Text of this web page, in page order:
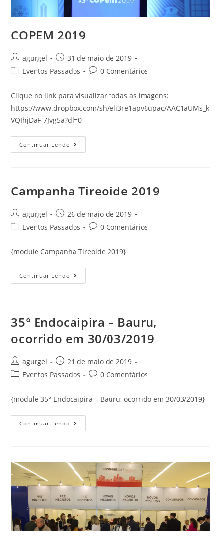
COPEM 2019
agurgel
31 de maio de 2019
Eventos Passados
0 Comentários
Clique no link para visualizar todas as imagens:
https://www.dropbox.com/sh/eli3re1apv6upac/AAC1aUMs_k
VQIhjDaF-7Jvg5a?dl=0
Continuar Lendo
Campanha Tireoide 2019
agurgel
26 de maio de 2019
Eventos Passados
0 Comentários
{module Campanha Tireoide 2019}
Continuar Lendo
35° Endocaipira – Bauru,
ocorrido em 30/03/2019
agurgel
21 de maio de 2019
Eventos Passados
0 Comentários
{module 35° Endocaipira – Bauru, ocorrido em 30/03/2019}
Continuar Lendo